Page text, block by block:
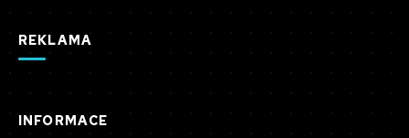
REKLAMA
INFORMACE